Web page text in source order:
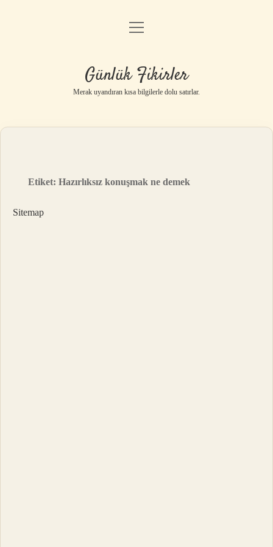
Anasayfa
Yasal Uyarı
menüyü
Günlük Fikirler
Merak uyandıran kısa bilgilerle dolu satırlar.
Etiket:Hazırlıksız konuşmak ne demek
Sitemap